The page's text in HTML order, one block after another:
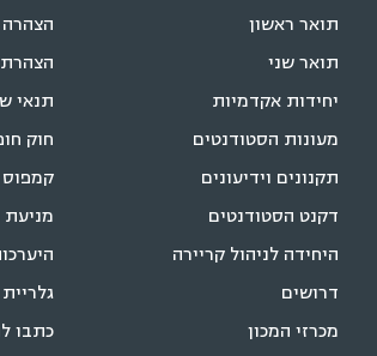
תואר ראשון
תואר שני
יחידות אקדמיות
מעונות הסטודנטים
תקנונים וידיעונים
דקנט הסטודנטים
היחידה לניהול קריירה
דרושים
מכרזי המכון
הצהרה
הצהרת
תנאי
חוק
קמפוס
כתבו